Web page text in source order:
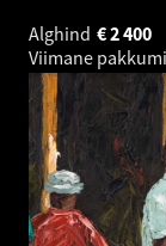
Alghind
2 400
€
Viimane